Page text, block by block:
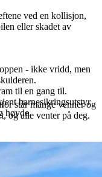
ved en kollisjon,
eller skadet av
- ikke vridd, men
til en gang til.
barnesikringsutstyr
høyde.
står mange venner og
og alle venter på deg.